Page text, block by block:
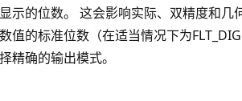
示的位数。 这会影响实际、双精度和几
值的标准位数（在适当情况下为
精确的输出模式。